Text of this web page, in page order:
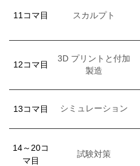
11コマ目 スカルプト
12コマ目
3D プリントと付加
製造
13コマ目 シミュレーション
14～20コ
マ目
試験対策